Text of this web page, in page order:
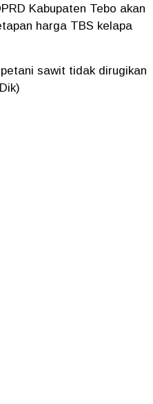
Kabupaten Tebo akan
harga TBS kelapa
sawit tidak dirugikan